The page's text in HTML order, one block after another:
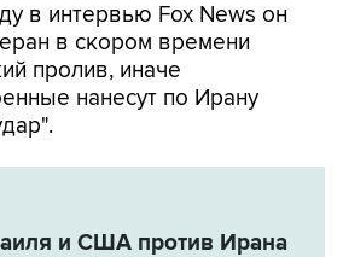
в интервью Fox News он
в скором времени
пролив, иначе
нанесут по Ирану
и США против Ирана